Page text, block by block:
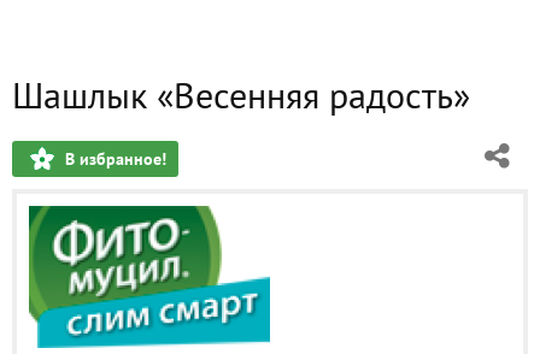
Шашлык «Весенняя радость»
В избранное!